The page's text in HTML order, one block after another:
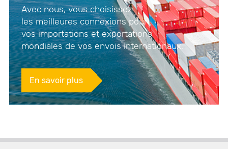
Avec nous, vous choisissez
les meilleures connexions pour
vos importations et exportations
mondiales de vos envois internationaux.
En savoir plus